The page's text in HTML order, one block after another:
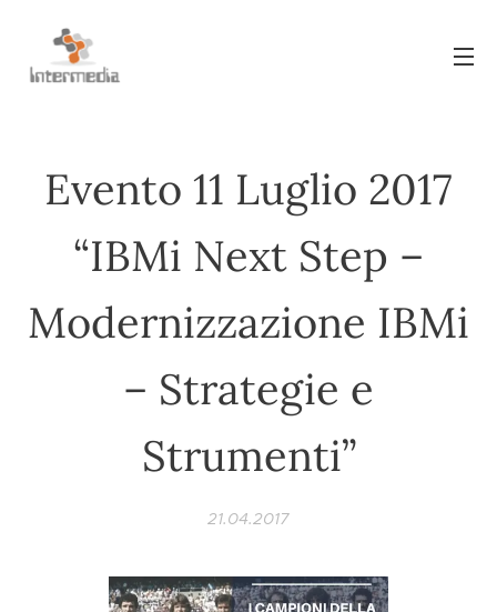
Evento 11 Luglio 2017
“IBMi Next Step –
Modernizzazione IBMi
– Strategie e
Strumenti”
21.04.2017